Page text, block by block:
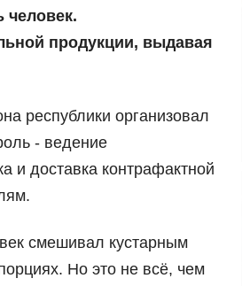
человек.
продукции, выдавая
республики организовал
- ведение
и доставка контрафактной
смешивал кустарным
Но это не всё, чем